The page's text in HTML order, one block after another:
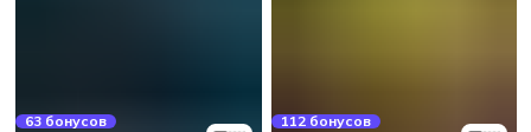
63 бонусов 112 бонусов